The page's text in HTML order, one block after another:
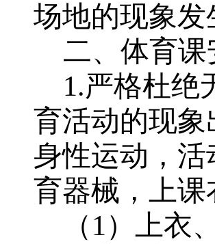
场地的现象发
二、体育
1.严格杜绝
育活动的现
身性运动，
育器械，上
（1）上衣